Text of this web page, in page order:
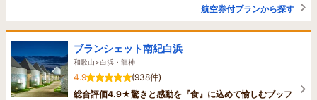
航空券付プランから探す
ブランシェット南紀白浜
和歌山>白浜・龍神
4.9
(938件)
総合評価4.9★驚きと感動を『食』に込めて愉しむブッフ